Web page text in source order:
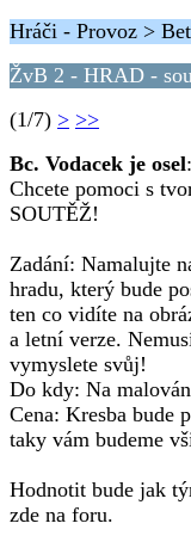
Hráči - Provoz >
ŽvB 2 - HRAD -
(1/7) > >>
Bc. Vodacek je osel:
Chcete pomoci s
SOUTĚŽ!
Zadání: Namalujte
hradu, který bude
ten co vidíte na
a letní verze.
vymyslete svůj!
Do kdy: Na
Cena: Kresba bude
taky vám budeme
Hodnotit bude jak
zde na foru.